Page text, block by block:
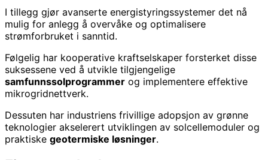
I tillegg gjør avanserte energistyringssystemer det nå
mulig for anlegg å overvåke og optimalisere
strømforbruket i sanntid.
Følgelig har kooperative kraftselskaper forsterket disse
suksessene ved å utvikle tilgjengelige
samfunnssolprogrammer og implementere effektive
mikrogridnettverk.
Dessuten har industriens frivillige adopsjon av grønne
teknologier akselerert utviklingen av solcellemoduler og
praktiske geotermiske løsninger.